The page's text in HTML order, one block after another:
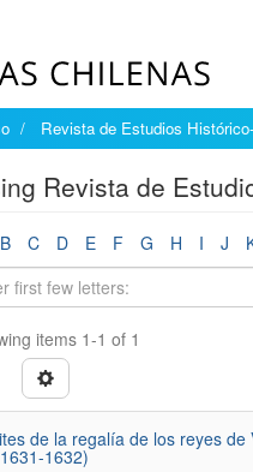
Revista de Estudios
Revista de
B C D E F G H I J
items 1-1 of 1
de la regalía de los reyes
1632)